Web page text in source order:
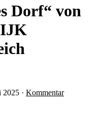
Dorf“ von
IJK
· Kommentar